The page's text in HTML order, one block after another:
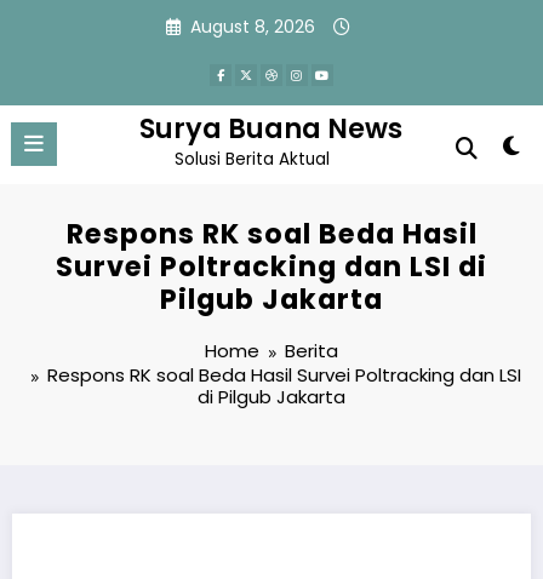
August 8, 2026
Surya Buana News
Solusi Berita Aktual
Respons RK soal Beda Hasil
Survei Poltracking dan LSI di
Pilgub Jakarta
Home
Berita
Respons RK soal Beda Hasil Survei Poltracking dan LSI
di Pilgub Jakarta